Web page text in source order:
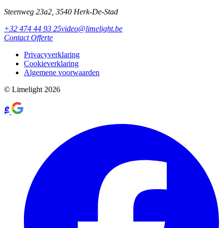
Steenweg 23a2, 3540 Herk-De-Stad
+32 474 44 93 25video@limelight.be
ContactOfferte
Privacyverklaring
Cookieverklaring
Algemene voorwaarden
© Limelight 2026